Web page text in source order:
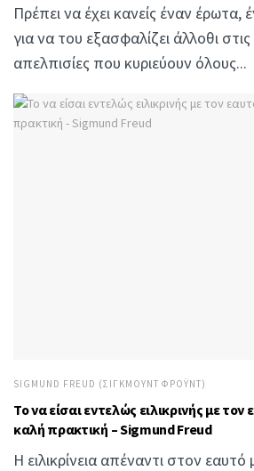
Πρέπει να έχει κανείς έναν
για να του εξασφαλίζει άλλοθι
απελπισίες που κυριεύουν όλους...
SIGMUND FREUD (ΣΊΓΚΜΟΥΝΤ ΦΡΌΥΝΤ)
Το να είσαι εντελώς ειλικρινής με τον
καλή πρακτική – Sigmund Freud
Η ειλικρίνεια απέναντι στον